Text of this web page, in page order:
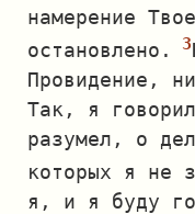
намерение
остановлено.
Провидение,
Так, я
разумел, о
которых я не
я, и я буду